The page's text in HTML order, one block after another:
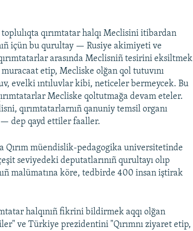
qırımtatar halqı Meclisini itibardan
içün bu qurultay — Rusiye akimiyeti ve
arasında Meclisniñ tesirini eksiltmek
etip, Mecliske olğan qol tutuvını
evelki ıntıluvlar kibi, neticeler bermeycek. Bu
Mecliske qoltutmağa devam eteler.
qırımtatarlarnıñ qanuniy temsil organı
dep qayd ettiler faaller.
Qırım müendislik-pedagogika universitetinde
seviyedeki deputatlarınıñ qurultayı olıp
malümatına köre, tedbirde 400 insan iştirak
halqınıñ fikrini bildirmek aqqı olğan
ve Türkiye prezidentini "Qırımnı ziyaret etip,